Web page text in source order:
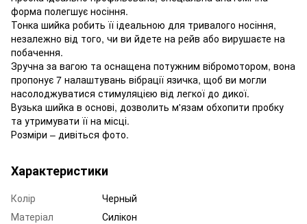
форма полегшує носіння.
Тонка шийка робить її ідеальною для тривалого носіння,
незалежно від того, чи ви йдете на рейв або вирушаєте на
побачення.
Зручна за вагою та оснащена потужним вібромотором, вона
пропонує 7 налаштувань вібрації язичка, щоб ви могли
насолоджуватися стимуляцією від легкої до дикої.
Вузька шийка в основі, дозволить м'язам обхопити пробку
та утримувати її на місці.
Розміри – дивіться фото.
Характеристики
Колір
Черный
Матеріал
Силікон